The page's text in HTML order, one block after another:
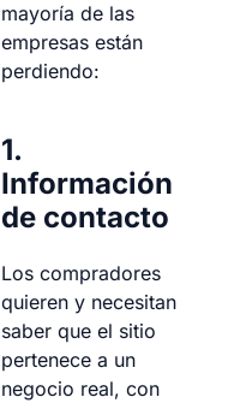
mayoría de las
empresas están
perdiendo:
1.
Información
de contacto
Los compradores
quieren y necesitan
saber que el sitio
pertenece a un
negocio real, con